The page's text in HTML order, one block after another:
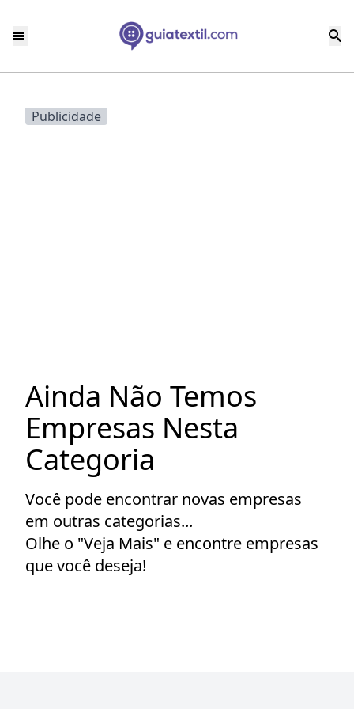
Publicidade
Ainda Não Temos
Empresas Nesta
Categoria
Você pode encontrar novas empresas
em outras categorias...
Olhe o "Veja Mais" e encontre empresas
que você deseja!